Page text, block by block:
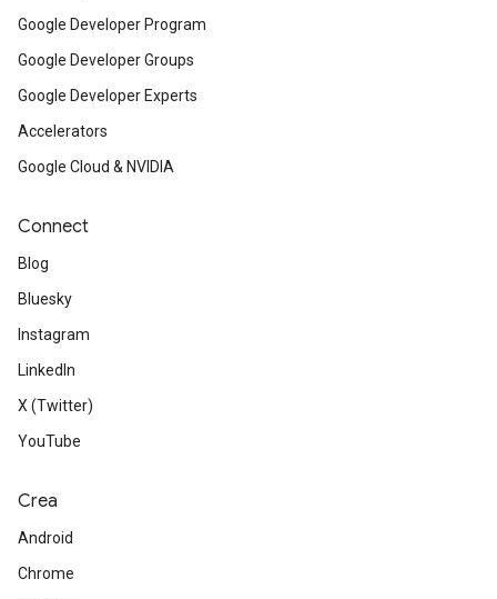
Google Developer Program
Google Developer Groups
Google Developer Experts
Accelerators
Google Cloud & NVIDIA
Connect
Blog
Bluesky
Instagram
LinkedIn
X (Twitter)
YouTube
Crea
Android
Chrome